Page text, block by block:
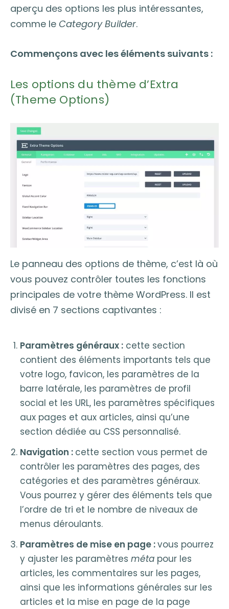
aperçu des options les plus intéressantes,
comme le Category Builder.
Commençons avec les éléments suivants :
Les options du thème d’Extra
(Theme Options)
Le panneau des options de thème, c’est là où
vous pouvez contrôler toutes les fonctions
principales de votre thème WordPress. Il est
divisé en 7 sections captivantes :
Paramètres généraux : cette section
contient des éléments importants tels que
votre logo, favicon, les paramètres de la
barre latérale, les paramètres de profil
social et les URL, les paramètres spécifiques
aux pages et aux articles, ainsi qu’une
section dédiée au CSS personnalisé.
Navigation : cette section vous permet de
contrôler les paramètres des pages, des
catégories et des paramètres généraux.
Vous pourrez y gérer des éléments tels que
l’ordre de tri et le nombre de niveaux de
menus déroulants.
Paramètres de mise en page :vous pourrez
y ajuster les paramètresméta pour les
articles, les commentaires sur les pages,
ainsi que les informations générales sur les
articles et la mise en page de la page